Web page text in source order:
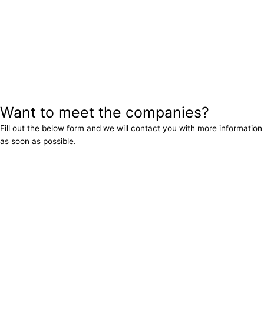
Want to meet the companies?
Fill out the below form and we will contact you with more information
as soon as possible.